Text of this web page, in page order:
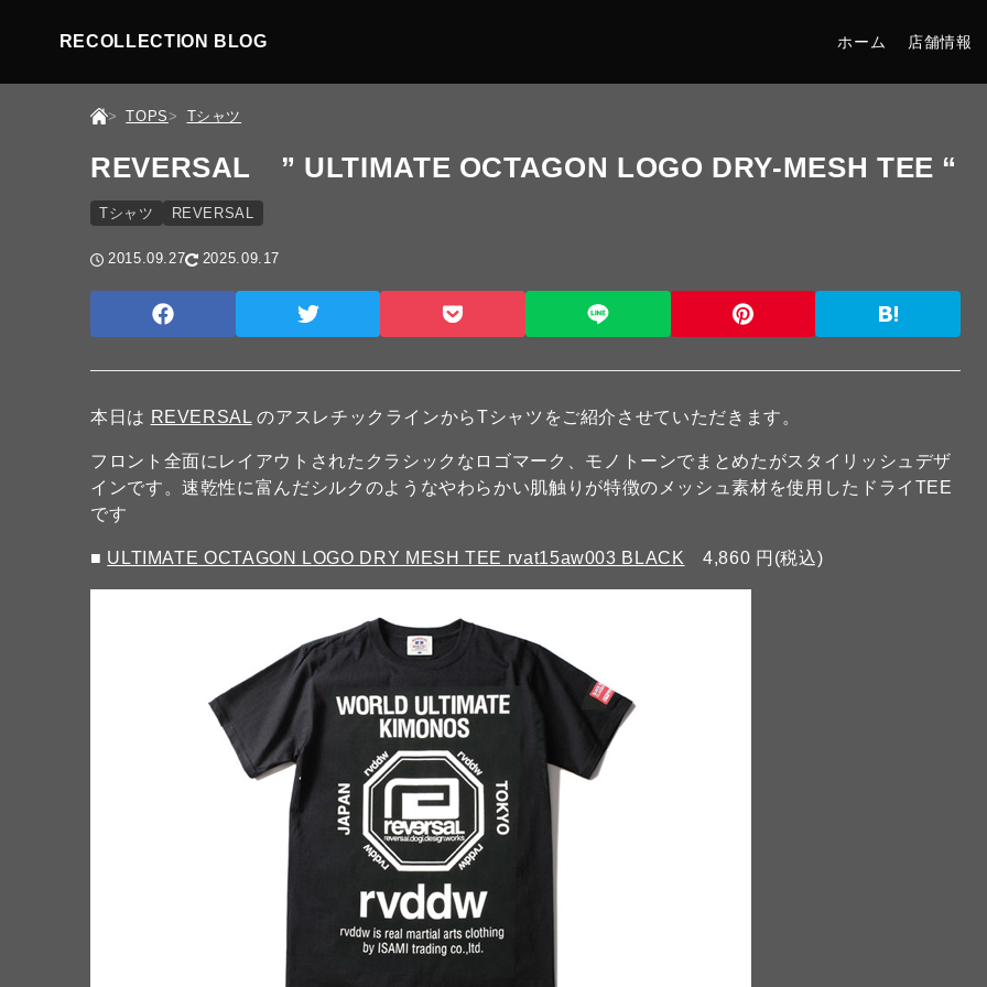
RECOLLECTION BLOG ホーム 店舗情報
TOPS Tシャツ
REVERSAL ” ULTIMATE OCTAGON LOGO DRY-MESH TEE “
Tシャツ REVERSAL
2015.09.27 2025.09.17
本日は REVERSAL のアスレチックラインからTシャツをご紹介させていただきます。
フロント全面にレイアウトされたクラシックなロゴマーク、モノトーンでまとめたがスタイリッシュデザ
インです。速乾性に富んだシルクのようなやわらかい肌触りが特徴のメッシュ素材を使用したドライTEE
です
■ ULTIMATE OCTAGON LOGO DRY MESH TEE rvat15aw003 BLACK 4,860 円(税込)